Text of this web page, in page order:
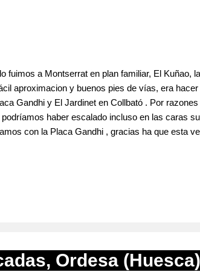
fuimos a Montserrat en plan familiar, El Kuñao,
aproximacion y buenos pies de vías, era
Gandhi y El Jardinet en Collbató . Por
haber escalado incluso en las caras
con la Placa Gandhi , gracias ha que esta
Ordesa